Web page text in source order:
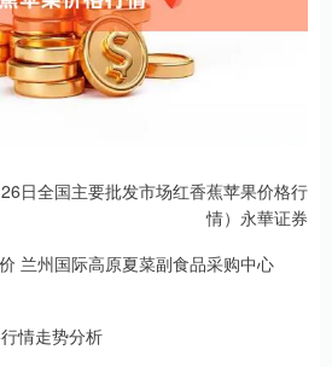
日全国主要批发市场红香蕉苹果价格行
情）永華证券
兰州国际高原夏菜副食品采购中心
情走势分析